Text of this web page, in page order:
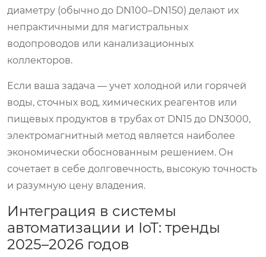
диаметру (обычно до DN100–DN150) делают их
непрактичными для магистральных
водопроводов или канализационных
коллекторов.
Если ваша задача — учет холодной или горячей
воды, сточных вод, химических реагентов или
пищевых продуктов в трубах от DN15 до DN3000,
электромагнитный метод является наиболее
экономически обоснованным решением. Он
сочетает в себе долговечность, высокую точность
и разумную цену владения.
Интеграция в системы
автоматизации и IoT: тренды
2025–2026 годов